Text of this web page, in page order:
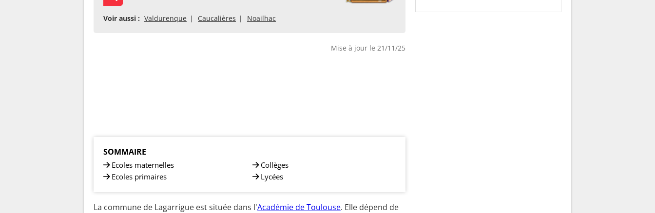
Voir aussi : Valdurenque Caucalières Noailhac
Mise à jour le 21/11/25
SOMMAIRE
Ecoles maternelles
Ecoles primaires
Collèges
Lycées
La commune de Lagarrigue est située dans l'Académie de Toulouse. Elle dépend de